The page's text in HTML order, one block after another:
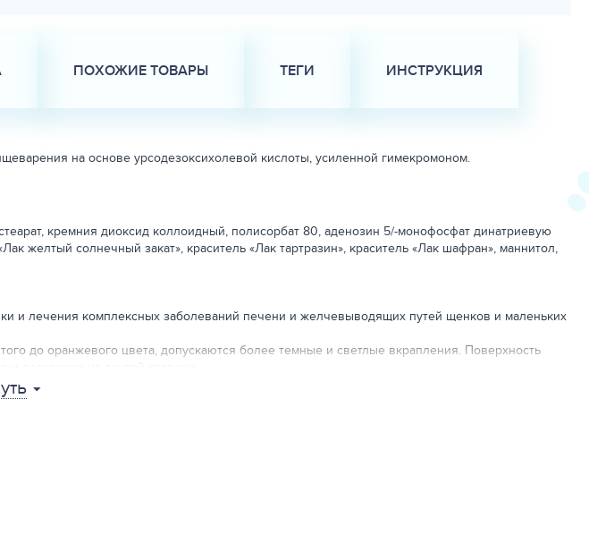
ПОХОЖИЕ ТОВАРЫ ТЕГИ ИНСТРУКЦИЯ
на основе урсодезоксихолевой кислоты, усиленной гимекромоном.
кремния диоксид коллоидный, полисорбат 80, аденозин 5/-монофосфат динатриевую
желтый солнечный закат», краситель «Лак тартразин», краситель «Лак шафран», маннитол,
и лечения комплексных заболеваний печени и желчевыводящих путей щенков и маленьких
до оранжевого цвета, допускаются более темные и светлые вкрапления. Поверхность
кислотой, обладающая широким спектром фармакологического действия, оказывает:
действием. Интегрируясь в мембраны гепатоцитов, УДКХ (урсодезоксихолевая
цитохрома C и других факторов, запускающих процесс клеточной гибели;
ее отток, снижает насыщение желчи холестерином, способствуя растворению